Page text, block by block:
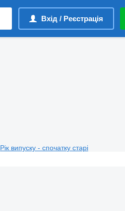
Вхід / Реєстрація
Рік випуску - спочатку старі